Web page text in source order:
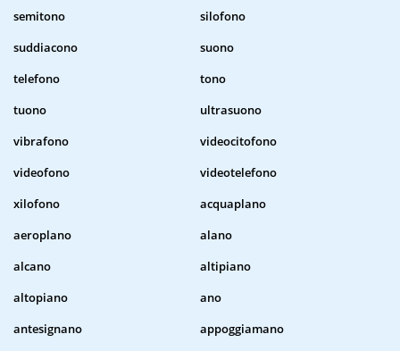
semitono
silofono
suddiacono
suono
telefono
tono
tuono
ultrasuono
vibrafono
videocitofono
videofono
videotelefono
xilofono
acquaplano
aeroplano
alano
alcano
altipiano
altopiano
ano
antesignano
appoggiamano